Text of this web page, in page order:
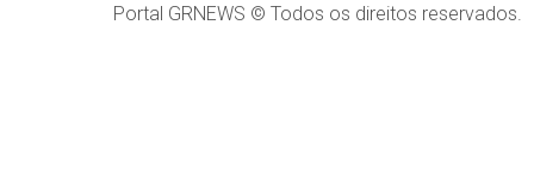
Portal GRNEWS © Todos os direitos reservados.